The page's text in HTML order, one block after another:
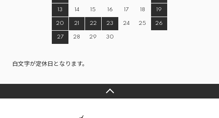
13 14 15 16 17 18 19
20 21 22 23 24 25 26
27 28 29 30
白文字が定休日となります。